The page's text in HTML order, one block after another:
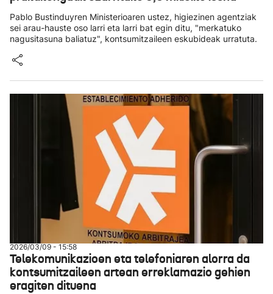
Pablo Bustinduyren Ministerioaren ustez, higiezinen agentziak
sei arau-hauste oso larri eta larri bat egin ditu, "merkatuko
nagusitasuna baliatuz", kontsumitzaileen eskubideak urratuta.
2026/03/09 - 15:58
Telekomunikazioen eta telefoniaren alorra da
kontsumitzaileen artean erreklamazio gehien
eragiten dituena